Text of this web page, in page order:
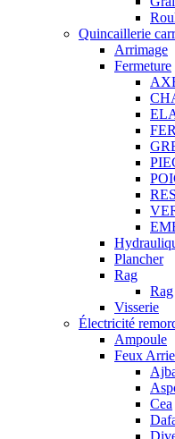
Quincaillerie
Arrimage
Fermeture
Plancher
Rag
Rag
Visserie
Électricité
Ampoule
Feux
Cea